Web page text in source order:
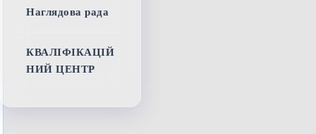
Наглядова рада
КВАЛІФІКАЦІЙ
НИЙ ЦЕНТР